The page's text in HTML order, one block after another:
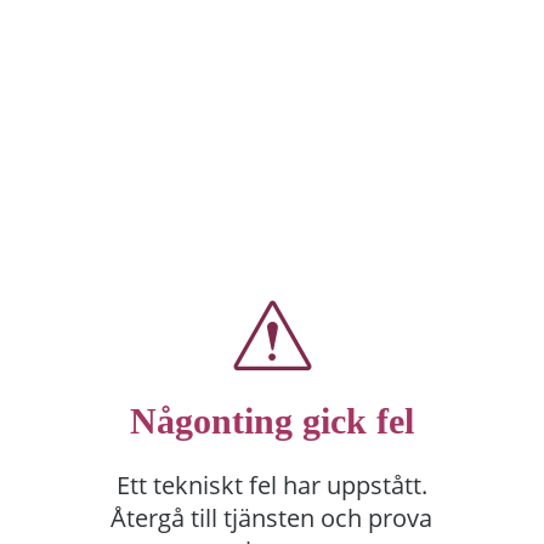
Någonting gick fel
Ett tekniskt fel har uppstått.
Återgå till tjänsten och prova